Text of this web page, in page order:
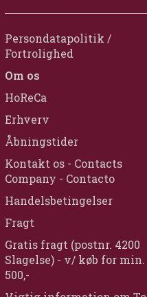
Persondatapolitik /
Fortrolighed
Om os
HoReCa
Erhverv
Åbningstider
Kontakt os - Contacts
Company - Contacto
Handelsbetingelser
Fragt
Gratis fragt (postnr. 4200
Slagelse) - v/ køb for min.
500,-